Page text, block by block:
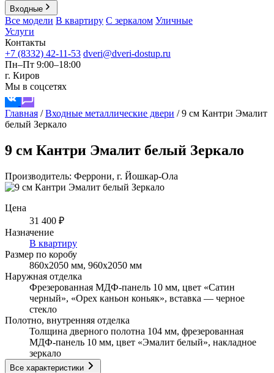
Входные
Все модели В квартиру С зеркалом Уличные
Услуги
Контакты
+7 (8332) 42-11-53 dveri@dveri-dostup.ru
Пн–Пт 9:00–18:00
г. Киров
Мы в соцсетях
Главная / Входные металлические двери / 9 см Кантри Эмалит
белый Зеркало
9 см Кантри Эмалит белый Зеркало
Производитель: Феррони, г. Йошкар-Ола
Цена
31 400 ₽
Назначение
В квартиру
Размер по коробу
860х2050 мм, 960х2050 мм
Наружная отделка
Фрезерованная МДФ-панель 10 мм, цвет «Сатин
черный», «Орех каньон коньяк», вставка — черное
стекло
Полотно, внутренняя отделка
Толщина дверного полотна 104 мм, фрезерованная
МДФ-панель 10 мм, цвет «Эмалит белый», накладное
зеркало
Все характеристики